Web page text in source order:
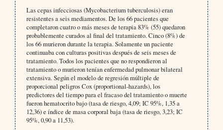
Las cepas infecciosas (Mycobacterium tuberculosis) eran
resistentes a seis mediamentos. De los 66 pacientes que
completaron cuatro o más meses de terapia 83% (55) quedaron
probablemente curados al final del tratamiento. Cinco (8%) de
los 66 murieron durante la terapia. Solamente un paciente
continuaba con culturas positivas después de seis meses de
tratamiento. Todos los pacientes que no respondieron al
tratamiento o murieron tenían enfermedad pulmonar bilateral
extensiva. Según el modelo de regresión múltiple de
proporcional peligros Cox (proportional-hazards), los
predictores del tiempo para el fracaso del tratamiento o muerte
fueron hematocrito bajo (tasa de riesgo, 4,09; IC 95%, 1,35 a
12,36) e índice de masa corporal baja (tasa de riesgo, 3,23; IC
95%, 0,90 a 11,53).